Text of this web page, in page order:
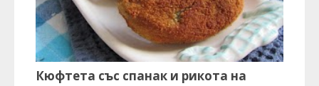
Кюфтета със спанак и рикота на